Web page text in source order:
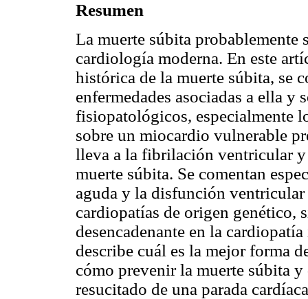
Resumen
La muerte súbita probablemente
cardiología moderna. En este
histórica de la muerte súbita, se
enfermedades asociadas a ella y
fisiopatológicos, especialmente
sobre un miocardio vulnerable
lleva a la fibrilación ventricular
muerte súbita. Se comentan
aguda y la disfunción
cardiopatías de origen genético,
desencadenante en la
describe cuál es la mejor forma
cómo prevenir la muerte súbita
resucitado de una parada